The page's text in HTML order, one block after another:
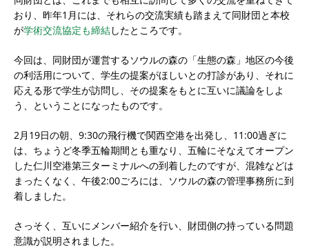
おり、昨年1月には、それらの交流実績も踏まえて同財団と本校
が学術交流協定も締結したところです。
今回は、同財団が運営するソウルの森の「生態の森」地区の今後
の利活用について、学生の提案がほしいとの打診があり、それに
応える形で学生が訪問し、その提案をもとに互いに議論をしよ
う、ということになったものです。
2月19日の朝、9:30の飛行機で関西空港を出発し、11:00過ぎに
は、ちょうど冬季五輪期間とも重なり、五輪にそなえてオープン
した仁川空港第三ターミナルへの到着したのですが、混雑などは
まったくなく、午後2:00ごろには、ソウルの森の管理事務所に到
着しました。
さっそく、互いにメンバー紹介を行い、財団側の持っている問題
意識が説明されました。